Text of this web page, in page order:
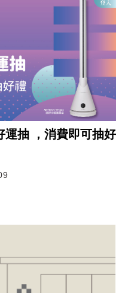
運抽 ，消費即可抽好